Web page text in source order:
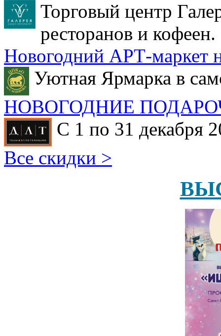
Торговый центр
ресторанов и кофеен.
Новогодний АРТ-маркет
Уютная Ярмарка в
НОВОГОДНИЕ
С 1 по 31 декабря
Все скидки >